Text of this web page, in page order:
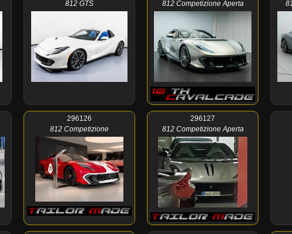
812 GTS
812 Competizione Aperta
296126
812 Competizione
296127
812 Competizione Aperta